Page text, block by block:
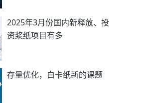
2025年3月份国内新释放、投
资浆纸项目有多
存量优化，白卡纸新的课题